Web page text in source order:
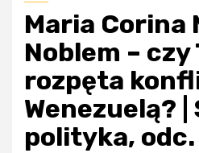
Maria Corina
Noblem –
rozpęta
Wenezuelą?
polityka, odc.